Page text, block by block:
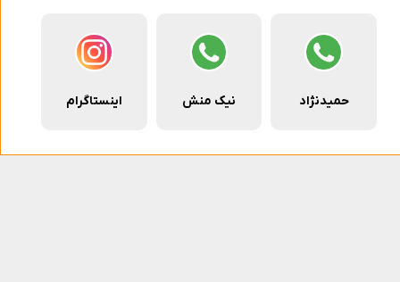
حمیدنژاد نیک منش اینستاگرام